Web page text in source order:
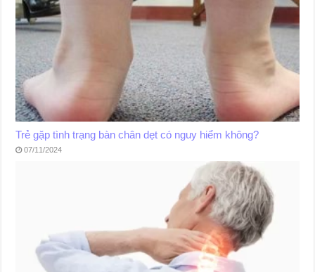
Trẻ gặp tình trạng bàn chân dẹt có nguy hiểm không?
07/11/2024